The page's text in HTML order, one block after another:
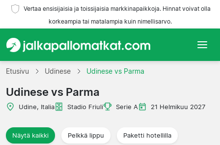
Vertaa ensisijaisia ja toissijaisia markkinapaikkoja. Hinnat voivat olla
korkeampia tai matalampia kuin nimellisarvo.
Etusivu
Joukkueet
Matkatoimistoja
Etusivu Udinese Udinese vs Parma
Udinese vs Parma
Udine, Italia Stadio Friuli Serie A 21 Helmikuu 2027
Näytä kaikki Pelkkä lippu Paketti hotellilla